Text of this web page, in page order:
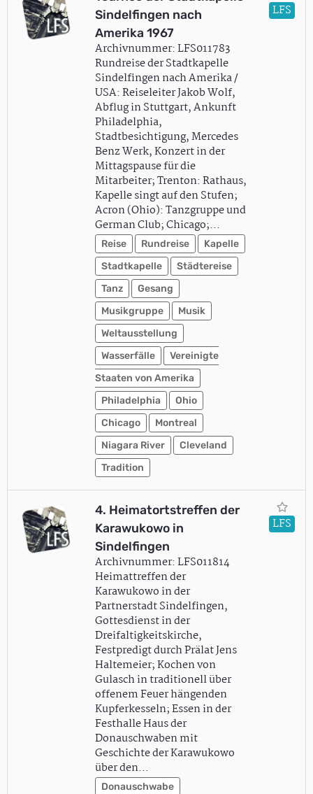
Sindelfingen nach
Amerika 1967
Archivnummer: LFS011783
Rundreise der Stadtkapelle
Sindelfingen nach Amerika /
USA: Reiseleiter Jakob Wolf,
Abflug in Stuttgart, Ankunft
Philadelphia,
Stadtbesichtigung, Mercedes
Benz Werk, Konzert in der
Mittagspause für die
Mitarbeiter; Trenton: Rathaus,
Kapelle singt auf den Stufen;
Acron (Ohio): Tanzgruppe und
German Club; Chicago;…
Reise Rundreise
Kapelle
Stadtkapelle
Städtereise
Tanz
Gesang
Musikgruppe
Musik
Weltausstellung
Wasserfälle
Vereinigte
Staaten von Amerika
Philadelphia
Ohio
Chicago
Montreal
Niagara River
Cleveland
Tradition
LFS
4. Heimatortstreffen der
Karawukowo in
Sindelfingen
Archivnummer: LFS011814
Heimattreffen der
Karawukowo in der
Partnerstadt Sindelfingen,
Gottesdienst in der
Dreifaltigkeitskirche,
Festpredigt durch Prälat Jens
Haltemeier; Kochen von
Gulasch in traditionell über
offenem Feuer hängenden
Kupferkesseln; Essen in der
Festhalle Haus der
Donauschwaben mit
Geschichte der Karawukowo
über den…
Donauschwabe
LFS